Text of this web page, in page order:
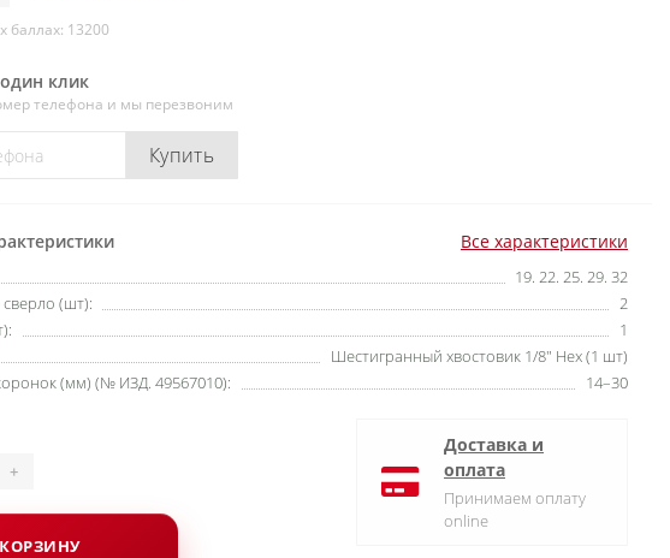
баллах: 13200
клик
телефона и мы перезвоним
Купить
Все характеристики
19. 22. 25. 29. 32
(шт):
2
1
Шестигранный хвостовик 1/8" Нех (1 шт)
(мм) (№ ИЗД. 49567010):
14–30
+
Доставка и
оплата
Принимаем оплату
online